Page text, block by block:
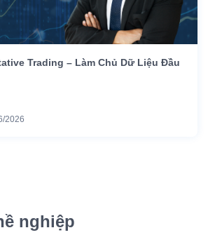
Trading – Làm Chủ Dữ Liệu Đầu
2026
nghiệp